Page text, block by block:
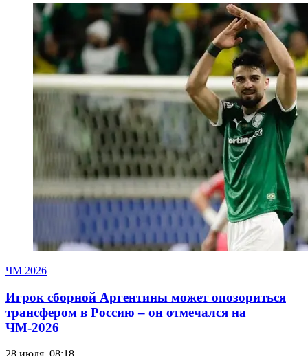
ЧМ 2026
Игрок сборной Аргентины может опозориться
трансфером в Россию – он отмечался на
ЧМ-2026